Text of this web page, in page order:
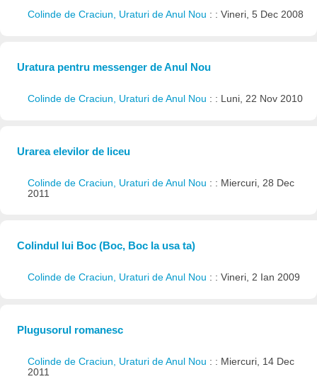
Colinde de Craciun, Uraturi de Anul Nou : : Vineri, 5 Dec 2008
Uratura pentru messenger de Anul Nou
Colinde de Craciun, Uraturi de Anul Nou : : Luni, 22 Nov 2010
Urarea elevilor de liceu
Colinde de Craciun, Uraturi de Anul Nou : : Miercuri, 28 Dec
2011
Colindul lui Boc (Boc, Boc la usa ta)
Colinde de Craciun, Uraturi de Anul Nou : : Vineri, 2 Ian 2009
Plugusorul romanesc
Colinde de Craciun, Uraturi de Anul Nou : : Miercuri, 14 Dec
2011